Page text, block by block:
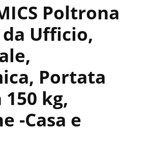
Poltrona
Ufficio,
Portata
kg,
-Casa e